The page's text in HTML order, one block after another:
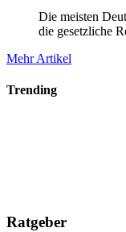
Die meisten
die gesetzliche
Mehr Artikel
Trending
Ratgeber